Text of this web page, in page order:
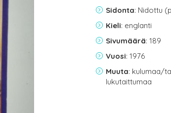
Sidonta: Nidottu
Kieli: englanti
Sivumäärä: 189
Vuosi: 1976
Muuta: kulumaa/
lukutaittumaa